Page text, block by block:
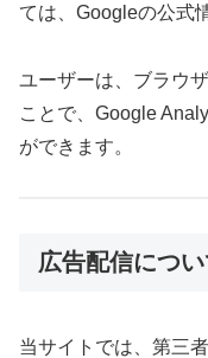
ては、Googleの公式
ユーザーは、ブラウ
ことで、Google
ができます。
広告配信につ
当サイトでは、第三